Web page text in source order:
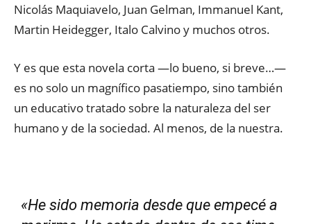
Nicolás Maquiavelo, Juan Gelman, Immanuel Kant,
Martin Heidegger, Italo Calvino y muchos otros.
Y es que esta novela corta —lo bueno, si breve…—
es no solo un magnífico pasatiempo, sino también
un educativo tratado sobre la naturaleza del ser
humano y de la sociedad. Al menos, de la nuestra.
«He sido memoria desde que empecé a